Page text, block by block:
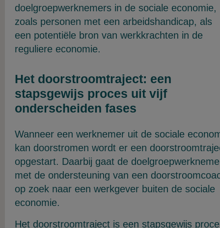
doelgroepwerknemers in de sociale economie,
zoals personen met een arbeidshandicap, als
een potentiële bron van werkkrachten in de
reguliere economie.
Het doorstroomtraject: een
stapsgewijs proces uit vijf
onderscheiden fases
Wanneer een werknemer uit de sociale
kan doorstromen wordt er een
opgestart. Daarbij gaat de
met de ondersteuning van een
op zoek naar een werkgever buiten de sociale
economie.
Het doorstroomtraject is een stapsgewijs